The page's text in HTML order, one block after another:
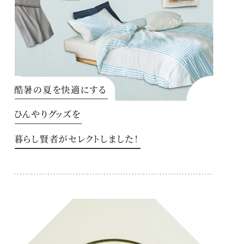
酷暑の夏を快適にする
ひんやりグッズを
暮らし賢者がセレクトしました！